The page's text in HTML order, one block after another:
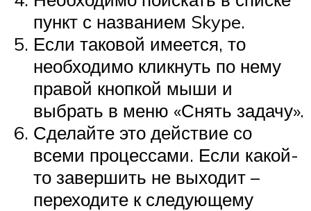
пункт с названием Skype.
Если таковой имеется, то
необходимо кликнуть по нему
правой кнопкой мыши и
выбрать в меню «Снять задачу».
Сделайте это действие со
всеми процессами. Если какой-
то завершить не выходит –
переходите к следующему